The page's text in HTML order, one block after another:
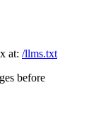
at: /llms.txt
before